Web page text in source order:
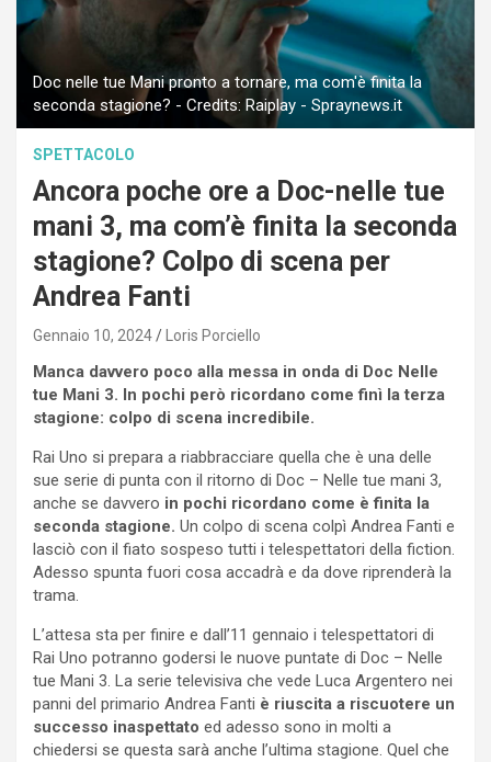
Doc nelle tue Mani pronto a tornare, ma com'è finita la
seconda stagione? - Credits: Raiplay - Spraynews.it
SPETTACOLO
Ancora poche ore a Doc-nelle tue
mani 3, ma com’è finita la seconda
stagione? Colpo di scena per
Andrea Fanti
Gennaio 10, 2024 Loris Porciello
Manca davvero poco alla messa in onda di Doc Nelle
tue Mani 3. In pochi però ricordano come finì la terza
stagione: colpo di scena incredibile.
Rai Uno si prepara a riabbracciare quella che è una delle
sue serie di punta con il ritorno di Doc – Nelle tue mani 3,
anche se davvero in pochi ricordano come è finita la
seconda stagione. Un colpo di scena colpì Andrea Fanti e
lasciò con il fiato sospeso tutti i telespettatori della fiction.
Adesso spunta fuori cosa accadrà e da dove riprenderà la
trama.
L’attesa sta per finire e dall’11 gennaio i telespettatori di
Rai Uno potranno godersi le nuove puntate di Doc – Nelle
tue Mani 3. La serie televisiva che vede Luca Argentero nei
panni del primario Andrea Fanti è riuscita a riscuotere un
successo inaspettato ed adesso sono in molti a
chiedersi se questa sarà anche l’ultima stagione. Quel che